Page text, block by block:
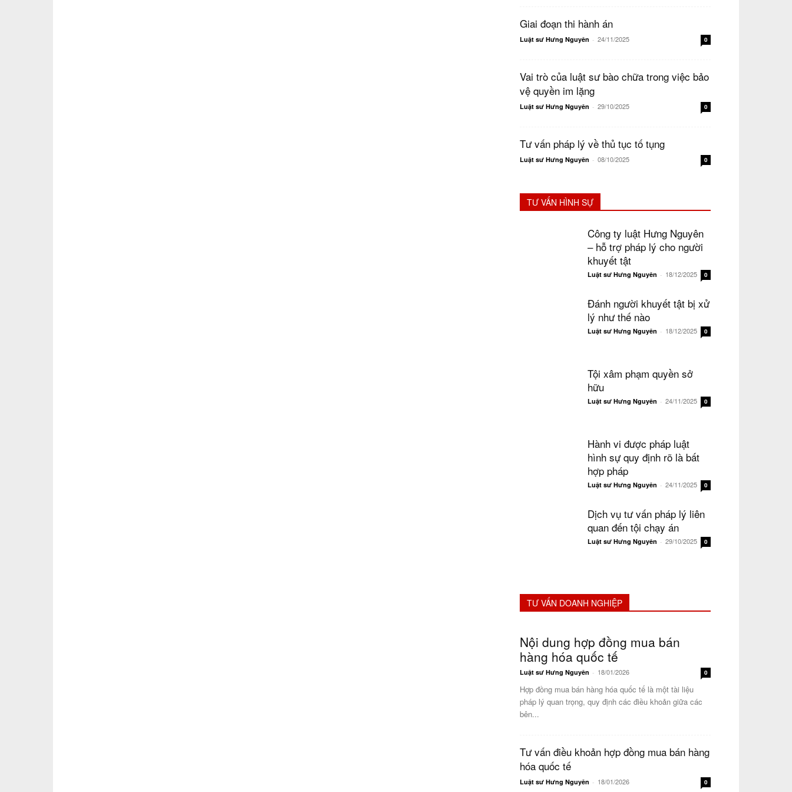
Giai đoạn thi hành án
Luật sư Hưng Nguyên - 24/11/2025 0
Vai trò của luật sư bào chữa trong việc bảo
vệ quyền im lặng
Luật sư Hưng Nguyên - 29/10/2025 0
Tư vấn pháp lý về thủ tục tố tụng
Luật sư Hưng Nguyên - 08/10/2025 0
TƯ VẤN HÌNH SỰ
Công ty luật Hưng Nguyên
– hỗ trợ pháp lý cho người
khuyết tật
Luật sư Hưng Nguyên - 18/12/2025 0
Đánh người khuyết tật bị xử
lý như thế nào
Luật sư Hưng Nguyên - 18/12/2025 0
Tội xâm phạm quyền sở
hữu
Luật sư Hưng Nguyên - 24/11/2025 0
Hành vi được pháp luật
hình sự quy định rõ là bất
hợp pháp
Luật sư Hưng Nguyên - 24/11/2025 0
Dịch vụ tư vấn pháp lý liên
quan đến tội chạy án
Luật sư Hưng Nguyên - 29/10/2025 0
TƯ VẤN DOANH NGHIỆP
Nội dung hợp đồng mua bán
hàng hóa quốc tế
Luật sư Hưng Nguyên - 18/01/2026 0
Hợp đồng mua bán hàng hóa quốc tế là một tài liệu
pháp lý quan trọng, quy định các điều khoản giữa các
bên...
Tư vấn điều khoản hợp đồng mua bán hàng
hóa quốc tế
Luật sư Hưng Nguyên - 18/01/2026 0